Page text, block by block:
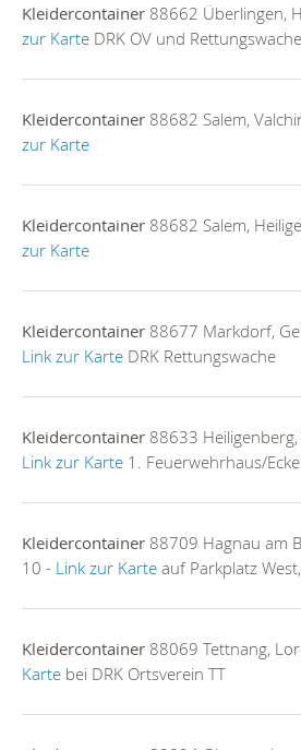
Kleidercontainer 88662 Überlingen,
zur Karte DRK OV und Rettungswache
Kleidercontainer 88682 Salem,
zur Karte
Kleidercontainer 88682 Salem,
zur Karte
Kleidercontainer 88677 Markdorf,
Link zur Karte DRK Rettungswache
Kleidercontainer 88633
Link zur Karte 1. Feuerwehrhaus/
Kleidercontainer 88709 Hagnau am
10 - Link zur Karte auf Parkplatz
Kleidercontainer 88069 Tettnang,
Karte bei DRK Ortsverein TT